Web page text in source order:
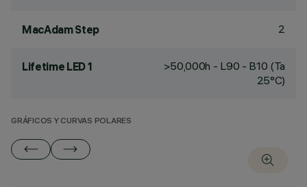
MacAdam Step 2
Lifetime LED 1
>50,000h - L90 - B10 (Ta
25°C)
GRÁFICOS Y CURVAS POLARES